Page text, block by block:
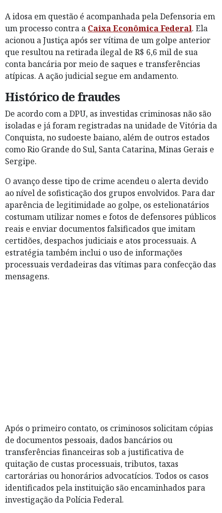
A idosa em questão é acompanhada pela Defensoria em
um processo contra a Caixa Econômica Federal. Ela
acionou a Justiça após ser vítima de um golpe anterior
que resultou na retirada ilegal de R$ 6,6 mil de sua
conta bancária por meio de saques e transferências
atípicas. A ação judicial segue em andamento.
Histórico de fraudes
De acordo com a DPU, as investidas criminosas não são
isoladas e já foram registradas na unidade de Vitória da
Conquista, no sudoeste baiano, além de outros estados
como Rio Grande do Sul, Santa Catarina, Minas Gerais e
Sergipe.
O avanço desse tipo de crime acendeu o alerta devido
ao nível de sofisticação dos grupos envolvidos. Para dar
aparência de legitimidade ao golpe, os estelionatários
costumam utilizar nomes e fotos de defensores públicos
reais e enviar documentos falsificados que imitam
certidões, despachos judiciais e atos processuais. A
estratégia também inclui o uso de informações
processuais verdadeiras das vítimas para confecção das
mensagens.
Após o primeiro contato, os criminosos solicitam cópias
de documentos pessoais, dados bancários ou
transferências financeiras sob a justificativa de
quitação de custas processuais, tributos, taxas
cartorárias ou honorários advocatícios. Todos os casos
identificados pela instituição são encaminhados para
investigação da Polícia Federal.